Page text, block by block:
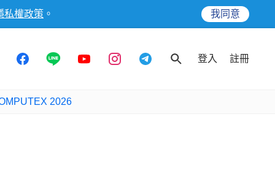
私權政策 。 我同意
登入 註冊
2026